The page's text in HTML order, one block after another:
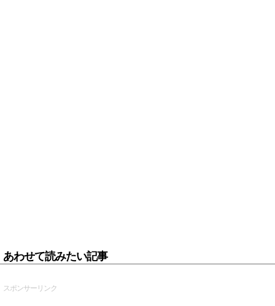
あわせて読みたい記事
スポンサーリンク